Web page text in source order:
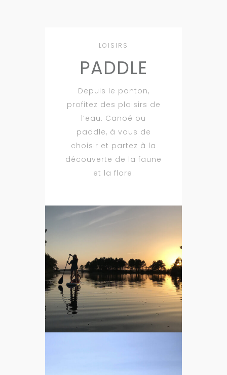
LOISIRS
PADDLE
Depuis le ponton,
profitez des plaisirs de
l’eau. Canoé ou
paddle, à vous de
choisir et partez à la
découverte de la faune
et la flore.